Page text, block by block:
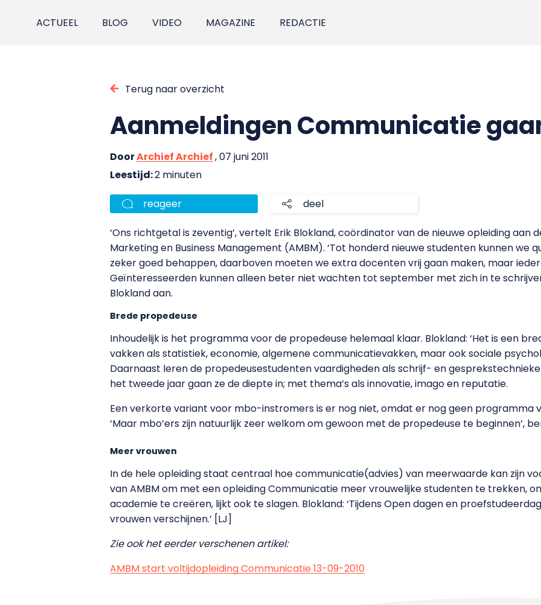
ACTUEEL BLOG VIDEO MAGAZINE REDACTIE
Terug naar overzicht
Aanmeldingen Communicatie
DoorArchief Archief, 07 juni 2011
Leestijd:2 minuten
reageer deel
‘Ons richtgetal is zeventig’, vertelt Erik Blokland, coördinator van de nieuwe opleiding aan
Marketing en Business Management (AMBM). ‘Tot honderd nieuwe studenten kunnen we
zeker goed behappen, daarboven moeten we extra docenten vrij gaan maken, maar
Geïnteresseerden kunnen alleen beter niet wachten tot september met zich in te
Blokland aan.
Brede propedeuse
Inhoudelijk is het programma voor de propedeuse helemaal klaar. Blokland: ‘Het is een
vakken als statistiek, economie, algemene communicatievakken, maar ook sociale
Daarnaast leren de propedeusestudenten vaardigheden als schrijf- en
het tweede jaar gaan ze de diepte in; met thema’s als innovatie, imago en reputatie.
Een verkorte variant voor mbo-instromers is er nog niet, omdat er nog geen programma
‘Maar mbo’ers zijn natuurlijk zeer welkom om gewoon met de propedeuse te beginnen’,
Meer vrouwen
In de hele opleiding staat centraal hoe communicatie(advies) van meerwaarde kan zijn
van AMBM om met een opleiding Communicatie meer vrouwelijke studenten te trekken,
academie te creëren, lijkt ook te slagen. Blokland: ‘Tijdens Open dagen en
vrouwen verschijnen.’ [LJ]
Zie ook het eerder verschenen artikel:
AMBM start voltijdopleiding Communicatie 13-09-2010